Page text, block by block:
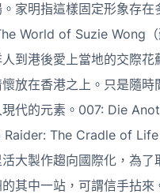
家明指這樣固定形象存在
World of Suzie Wong
到港後愛上當地的交際花
放在香港之上。只是隨時
現代的元素。007: Die
The Cradle of Life
大製作趨向國際化，為了
其中一站，可謂信手拈來